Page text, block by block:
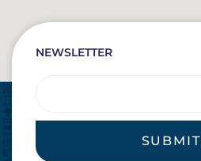
NEWSLETTER
SUBMIT